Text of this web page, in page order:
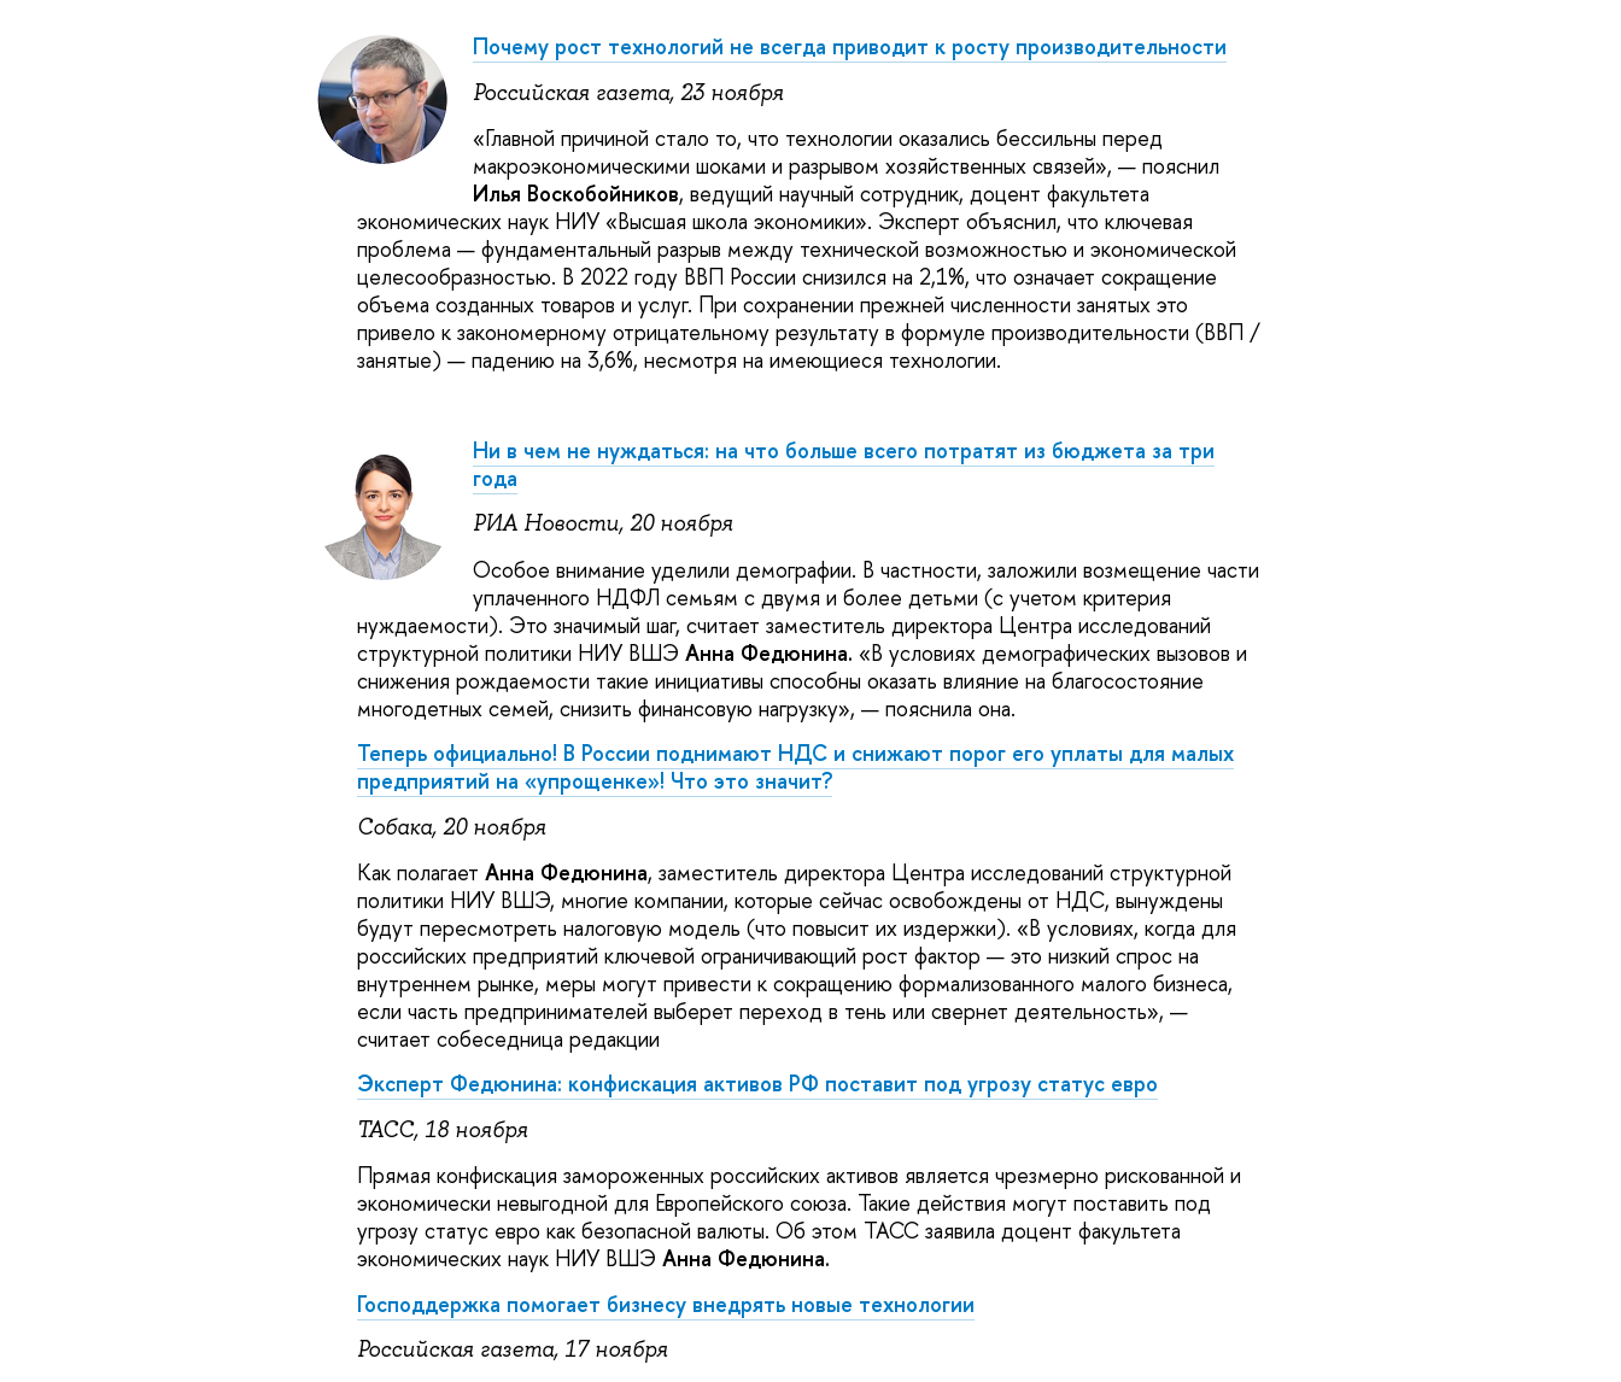
Почему рост технологий не всегда приводит к росту производительности
Российская газета, 23 ноября
«Главной причиной стало то, что технологии оказались бессильны перед
макроэкономическими шоками и разрывом хозяйственных связей», — пояснил
Илья Воскобойников, ведущий научный сотрудник, доцент факультета
экономических наук НИУ «Высшая школа экономики». Эксперт объяснил, что ключевая
проблема — фундаментальный разрыв между технической возможностью и экономической
целесообразностью. В 2022 году ВВП России снизился на 2,1%, что означает сокращение
объема созданных товаров и услуг. При сохранении прежней численности занятых это
привело к закономерному отрицательному результату в формуле производительности (ВВП /
занятые) — падению на 3,6%, несмотря на имеющиеся технологии.
Ни в чем не нуждаться: на что больше всего потратят из бюджета за три
года
РИА Новости, 20 ноября
Особое внимание уделили демографии. В частности, заложили возмещение части
уплаченного НДФЛ семьям с двумя и более детьми (с учетом критерия
нуждаемости). Это значимый шаг, считает заместитель директора Центра исследований
структурной политики НИУ ВШЭ Анна Федюнина. «В условиях демографических вызовов и
снижения рождаемости такие инициативы способны оказать влияние на благосостояние
многодетных семей, снизить финансовую нагрузку», — пояснила она.
Теперь официально! В России поднимают НДС и снижают порог его уплаты для малых
предприятий на «упрощенке»! Что это значит?
Собака, 20 ноября
Как полагает Анна Федюнина, заместитель директора Центра исследований структурной
политики НИУ ВШЭ, многие компании, которые сейчас освобождены от НДС, вынуждены
будут пересмотреть налоговую модель (что повысит их издержки). «В условиях, когда для
российских предприятий ключевой ограничивающий рост фактор — это низкий спрос на
внутреннем рынке, меры могут привести к сокращению формализованного малого бизнеса,
если часть предпринимателей выберет переход в тень или свернет деятельность», —
считает собеседница редакции
Эксперт Федюнина: конфискация активов РФ поставит под угрозу статус евро
ТАСС, 18 ноября
Прямая конфискация замороженных российских активов является чрезмерно рискованной и
экономически невыгодной для Европейского союза. Такие действия могут поставить под
угрозу статус евро как безопасной валюты. Об этом ТАСС заявила доцент факультета
экономических наук НИУ ВШЭ Анна Федюнина.
Господдержка помогает бизнесу внедрять новые технологии
Российская газета, 17 ноября